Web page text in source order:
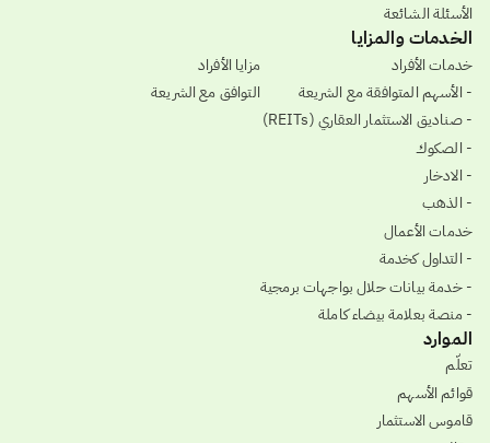
الأسئلة الشائعة
الخدمات والمزايا
خدمات الأفراد
- الأسهم المتوافقة مع الشريعة
- صناديق الاستثمار العقاري (REITs)
- الصكوك
- الادخار
- الذهب
خدمات الأعمال
- التداول كخدمة
- خدمة بيانات حلال بواجهات برمجية
- منصة بعلامة بيضاء كاملة
مزايا الأفراد
التوافق مع الشريعة
الموارد
تعلّم
قوائم الأسهم
قاموس الاستثمار